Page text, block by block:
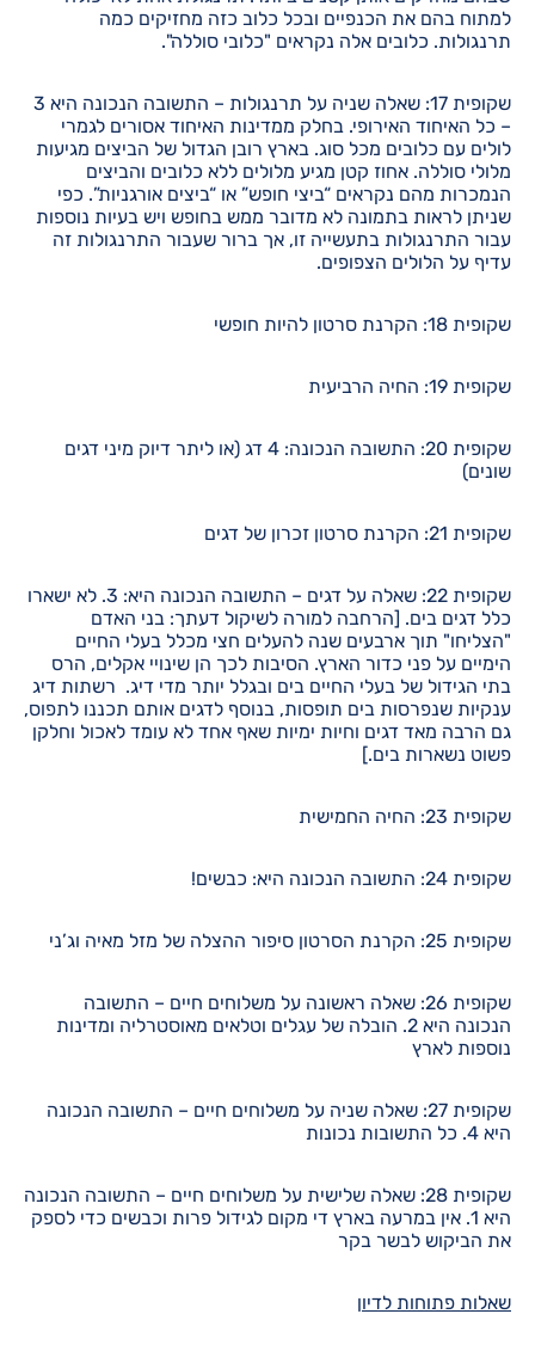
למתוח בהם את הכנפיים ובכל כלוב כזה מחזיקים כמה
תרנגולות. כלובים אלה נקראים "כלובי סוללה".
שקופית 17: שאלה שניה על תרנגולות – התשובה הנכונה היא 3
– כל האיחוד האירופי. בחלק ממדינות האיחוד אסורים לגמרי
לולים עם כלובים מכל סוג. בארץ רובן הגדול של הביצים מגיעות
מלולי סוללה. אחוז קטן מגיע מלולים ללא כלובים והביצים
הנמכרות מהם נקראים “ביצי חופש” או “ביצים אורגניות”. כפי
שניתן לראות בתמונה לא מדובר ממש בחופש ויש בעיות נוספות
עבור התרנגולות בתעשייה זו, אך ברור שעבור התרנגולות זה
עדיף על הלולים הצפופים.
שקופית 18: הקרנת סרטון להיות חופשי
שקופית 19: החיה הרביעית
שקופית 20: התשובה הנכונה: 4 דג (או ליתר דיוק מיני דגים
שונים)
שקופית 21: הקרנת סרטון זכרון של דגים
שקופית 22: שאלה על דגים – התשובה הנכונה היא: 3. לא ישארו
כלל דגים בים. [הרחבה למורה לשיקול דעתך: בני האדם
"הצליחו" תוך ארבעים שנה להעלים חצי מכלל בעלי החיים
הימיים על פני כדור הארץ. הסיבות לכך הן שינויי אקלים, הרס
בתי הגידול של בעלי החיים בים ובגלל יותר מדי דיג. רשתות דיג
ענקיות שנפרסות בים תופסות, בנוסף לדגים אותם תכננו לתפוס,
גם הרבה מאד דגים וחיות ימיות שאף אחד לא עומד לאכול וחלקן
פשוט נשארות בים.]
שקופית 23: החיה החמישית
שקופית 24: התשובה הנכונה היא: כבשים!
שקופית 25: הקרנת הסרטון סיפור ההצלה של מזל מאיה וג’ני
שקופית 26: שאלה ראשונה על משלוחים חיים – התשובה
הנכונה היא 2. הובלה של עגלים וטלאים מאוסטרליה ומדינות
נוספות לארץ
שקופית 27: שאלה שניה על משלוחים חיים – התשובה הנכונה
היא 4. כל התשובות נכונות
שקופית 28: שאלה שלישית על משלוחים חיים – התשובה הנכונה
היא 1. אין במרעה בארץ די מקום לגידול פרות וכבשים כדי לספק
את הביקוש לבשר בקר
שאלות פתוחות לדיון